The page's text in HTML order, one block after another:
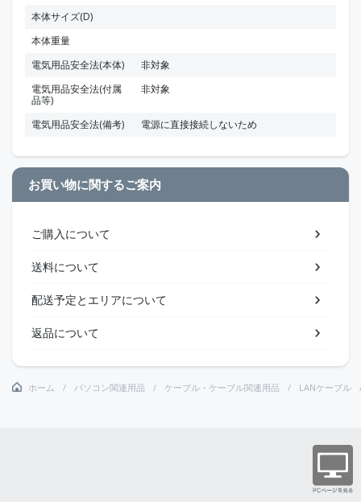
本体サイズ(D)
本体重量
電気用品安全法(本体)
非対象
電気用品安全法(付属
品等)
非対象
電気用品安全法(備考) 電源に直接接続しないため
お買い物に関するご案内
ご購入について
送料について
配送予定とエリアについて
返品について
ホーム パソコン関連用品 ケーブル・ケーブル関連用品 LANケーブル